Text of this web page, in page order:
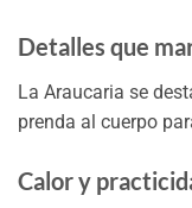
Detalles que
La Araucaria se
prenda al cuerpo
Calor y